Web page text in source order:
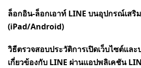
ล็อกอิน-ล็อกเอาท์ LINE บนอุปกรณ์เสริม
(iPad/Android)
วิธีตรวจสอบประวัติการเปิดเว็บไซต์และ
เกี่ยวข้องกับ LINE ผ่านแอปพลิเคชัน